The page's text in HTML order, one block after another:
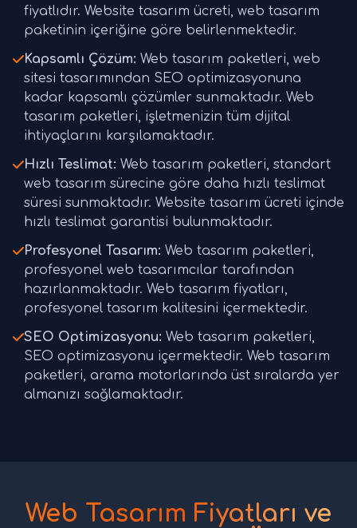
fiyatlıdır. Website tasarım ücreti, web tasarım
paketinin içeriğine göre belirlenmektedir.
Kapsamlı Çözüm: Web tasarım paketleri, web
sitesi tasarımından SEO optimizasyonuna
kadar kapsamlı çözümler sunmaktadır. Web
tasarım paketleri, işletmenizin tüm dijital
ihtiyaçlarını karşılamaktadır.
Hızlı Teslimat: Web tasarım paketleri, standart
web tasarım sürecine göre daha hızlı teslimat
süresi sunmaktadır. Website tasarım ücreti içinde
hızlı teslimat garantisi bulunmaktadır.
Profesyonel Tasarım: Web tasarım paketleri,
profesyonel web tasarımcılar tarafından
hazırlanmaktadır. Web tasarım fiyatları,
profesyonel tasarım kalitesini içermektedir.
SEO Optimizasyonu: Web tasarım paketleri,
SEO optimizasyonu içermektedir. Web tasarım
paketleri, arama motorlarında üst sıralarda yer
almanızı sağlamaktadır.
Web Tasarım Fiyatları ve